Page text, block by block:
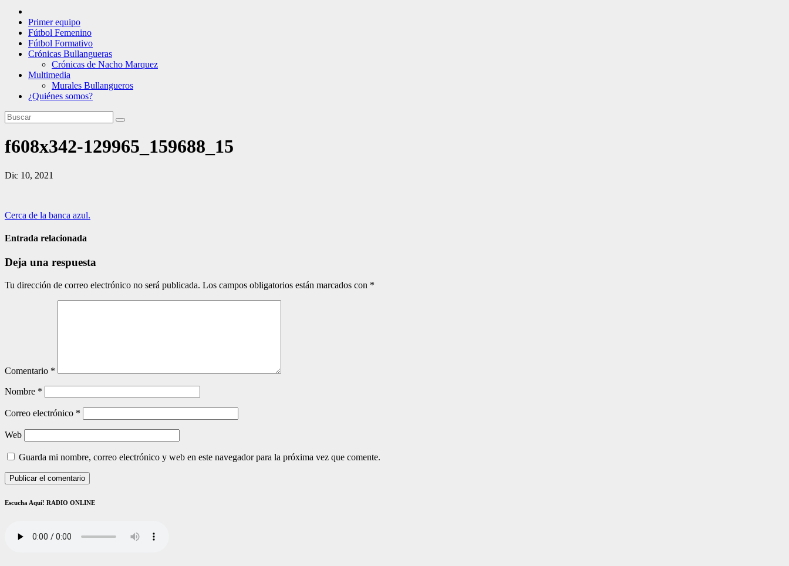
Primer equipo
Fútbol Femenino
Fútbol Formativo
Crónicas Bullangueras
Crónicas de Nacho Marquez
Multimedia
Murales Bullangueros
¿Quiénes somos?
f608x342-129965_159688_15
Dic 10, 2021
Navegación
de
Cerca de la banca azul.
Entrada relacionada
Deja una respuesta
Tu dirección de correo electrónico no será publicada. Los campos obligatorios están marcados con *
Comentario *
Nombre *
Correo electrónico *
Web
Guarda mi nombre, correo electrónico y web en este navegador para la próxima vez que comente.
Escucha Aquí! RADIO ONLINE